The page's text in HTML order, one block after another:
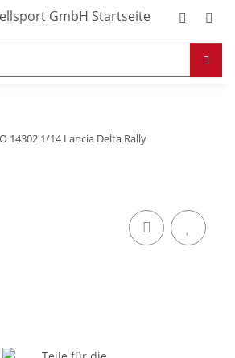
14302 1/14 Lancia Delta Rally